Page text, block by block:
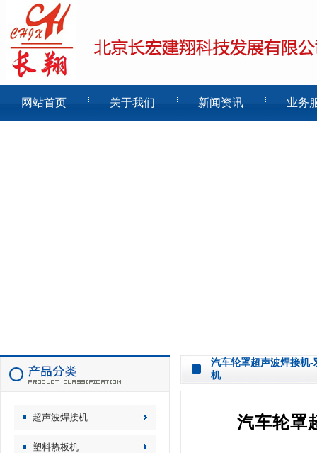
网站首页 关于我们 新闻资讯 业务
超声波焊接机
塑料热板机
汽车轮罩超声波焊接机
机
汽车轮罩